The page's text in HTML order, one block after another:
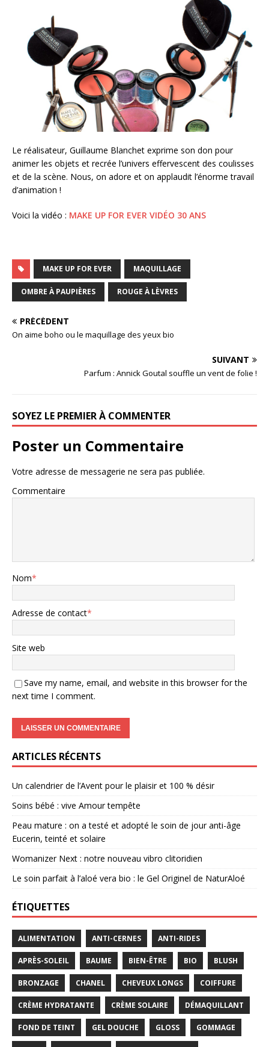
Le réalisateur, Guillaume Blanchet exprime son don pour
animer les objets et recrée l’univers effervescent des coulisses
et de la scène. Nous, on adore et on applaudit l’énorme travail
d’animation !
Voici la vidéo : MAKE UP FOR EVER VIDÉO 30 ANS
MAKE UP FOR EVER MAQUILLAGE
OMBRE À PAUPIÈRES ROUGE À LÈVRES
PRÉCÉDENT
On aime boho ou le maquillage des yeux bio
SUIVANT
Parfum : Annick Goutal souffle un vent de folie !
SOYEZ LE PREMIER À COMMENTER
Poster un Commentaire
Votre adresse de messagerie ne sera pas publiée.
Commentaire
Nom*
Adresse de contact*
Site web
Save my name, email, and website in this browser for the
next time I comment.
ARTICLES RÉCENTS
Un calendrier de l’Avent pour le plaisir et 100 % désir
Soins bébé : vive Amour tempête
Peau mature : on a testé et adopté le soin de jour anti-âge
Eucerin, teinté et solaire
Womanizer Next : notre nouveau vibro clitoridien
Le soin parfait à l’aloé vera bio : le Gel Originel de NaturAloé
ÉTIQUETTES
ALIMENTATION ANTI-CERNES ANTI-RIDES
APRÈS-SOLEIL BAUME BIEN-ÊTRE BIO BLUSH
BRONZAGE CHANEL CHEVEUX LONGS COIFFURE
CRÈME HYDRATANTE CRÈME SOLAIRE DÉMAQUILLANT
FOND DE TEINT GEL DOUCHE GLOSS GOMMAGE